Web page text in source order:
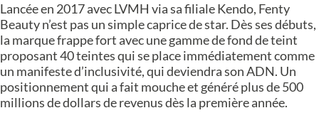
Lancée en 2017 avec LVMH via sa filiale Kendo, Fenty
Beauty n’est pas un simple caprice de star. Dès ses débuts,
la marque frappe fort avec une gamme de fond de teint
proposant 40 teintes qui se place immédiatement comme
un manifeste d’inclusivité, qui deviendra son ADN. Un
positionnement qui a fait mouche et généré plus de 500
millions de dollars de revenus dès la première année.